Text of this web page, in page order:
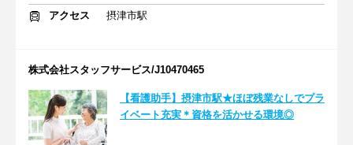
アクセス
摂津市駅
株式会社スタッフサービス/J10470465
【看護助手】摂津市駅★ほぼ残業なしでプラ
イベート充実＊資格を活かせる環境◎